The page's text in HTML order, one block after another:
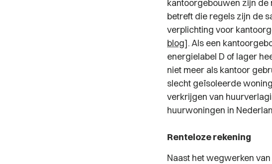
kantoorgebouwen zijn
betreft die regels zijn de
verplichting voor
blog]. Als een
energielabel D of lager
niet meer als kantoor
slecht geïsoleerde
verkrijgen van
huurwoningen in
Renteloze rekening
Naast het wegwerken